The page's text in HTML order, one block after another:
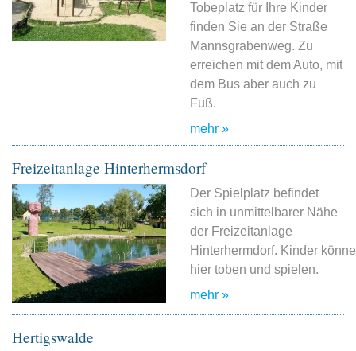
Tobeplatz für Ihre Kinder
finden Sie an der Straße
Mannsgrabenweg. Zu
erreichen mit dem Auto, mit
dem Bus aber auch zu
Fuß.
mehr »
Freizeitanlage Hinterhermsdorf
Der Spielplatz befindet
sich in unmittelbarer Nähe
der Freizeitanlage
Hinterhermdorf. Kinder
hier toben und spielen.
mehr »
Hertigswalde